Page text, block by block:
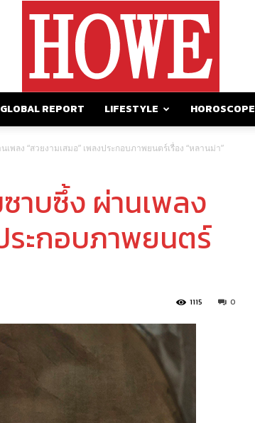
GLOBAL REPORT LIFESTYLE HOROSCOPE
พลง “สวยงามเสมอ” เพลงประกอบภาพยนตร์เรื่อง “หลานม่า”
าบซึ้ง ผ่านเพลง
ระกอบภาพยนตร์
0
1115